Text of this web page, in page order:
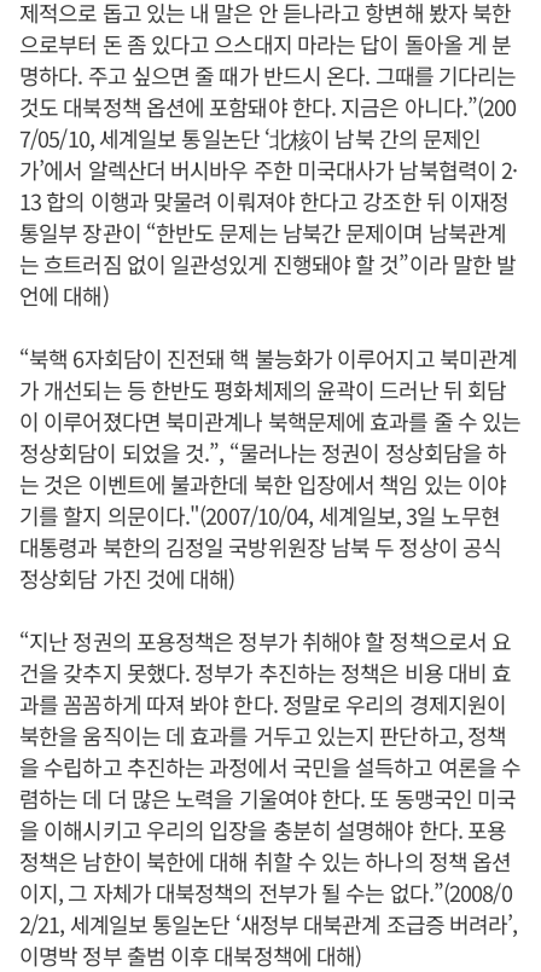
제적으로 돕고 있는 내 말은 안 듣나라고 항변해 봤자 북한
으로부터 돈 좀 있다고 으스대지 마라는 답이 돌아올 게 분
명하다. 주고 싶으면 줄 때가 반드시 온다. 그때를 기다리는
것도 대북정책 옵션에 포함돼야 한다. 지금은 아니다.”(200
7/05/10, 세계일보 통일논단 ‘北核이 남북 간의 문제인
가’에서 알렉산더 버시바우 주한 미국대사가 남북협력이 2·
13 합의 이행과 맞물려 이뤄져야 한다고 강조한 뒤 이재정
통일부 장관이 “한반도 문제는 남북간 문제이며 남북관계
는 흐트러짐 없이 일관성있게 진행돼야 할 것”이라 말한 발
언에 대해)
“북핵 6자회담이 진전돼 핵 불능화가 이루어지고 북미관계
가 개선되는 등 한반도 평화체제의 윤곽이 드러난 뒤 회담
이 이루어졌다면 북미관계나 북핵문제에 효과를 줄 수 있는
정상회담이 되었을 것.”, “물러나는 정권이 정상회담을 하
는 것은 이벤트에 불과한데 북한 입장에서 책임 있는 이야
기를 할지 의문이다."(2007/10/04, 세계일보, 3일 노무현
대통령과 북한의 김정일 국방위원장 남북 두 정상이 공식
정상회담 가진 것에 대해)
“지난 정권의 포용정책은 정부가 취해야 할 정책으로서 요
건을 갖추지 못했다. 정부가 추진하는 정책은 비용 대비 효
과를 꼼꼼하게 따져 봐야 한다. 정말로 우리의 경제지원이
북한을 움직이는 데 효과를 거두고 있는지 판단하고, 정책
을 수립하고 추진하는 과정에서 국민을 설득하고 여론을 수
렴하는 데 더 많은 노력을 기울여야 한다. 또 동맹국인 미국
을 이해시키고 우리의 입장을 충분히 설명해야 한다. 포용
정책은 남한이 북한에 대해 취할 수 있는 하나의 정책 옵션
이지, 그 자체가 대북정책의 전부가 될 수는 없다.”(2008/0
2/21, 세계일보 통일논단 ‘새정부 대북관계 조급증 버려라’,
이명박 정부 출범 이후 대북정책에 대해)